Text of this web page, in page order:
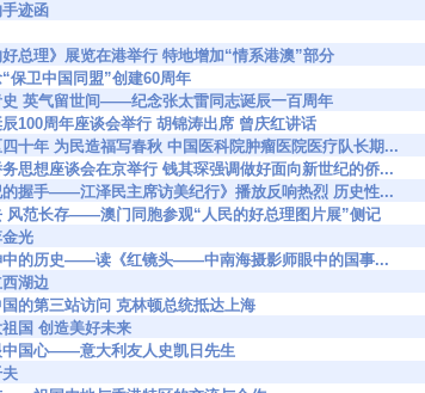
迹函
总理》展览在港举行 特地增加“情系港澳”部分
保卫中国同盟”创建60周年
史 英气留世间——纪念张太雷同志诞辰一百周年
100周年座谈会举行 胡锦涛出席 曾庆红讲话
十年 为民造福写春秋 中国医科院肿瘤医院医疗队长期...
思想座谈会在京举行 钱其琛强调做好面向新世纪的侨...
的握手——江泽民主席访美纪行》播放反响热烈 历史性...
风范长存——澳门同胞参观“人民的好总理图片展”侧记
光
中的历史——读《红镜头——中南海摄影师眼中的国事...
湖边
的第三站访问 克林顿总统抵达上海
国 创造美好未来
中国心——意大利友人史凯日先生